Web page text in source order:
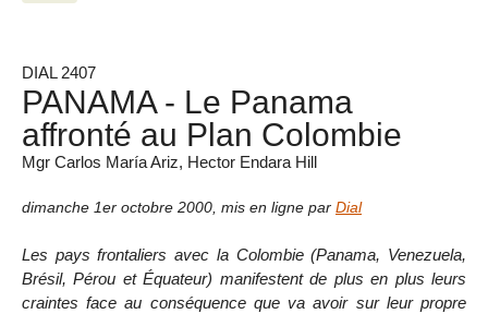
DIAL 2407
PANAMA - Le Panama
affronté au Plan Colombie
Mgr Carlos María Ariz, Hector Endara Hill
dimanche 1er octobre 2000 mis en ligne par Dial
Les pays frontaliers avec la Colombie (Panama, Venezuela,
Brésil, Pérou et Équateur) manifestent de plus en plus leurs
craintes face au conséquence que va avoir sur leur propre